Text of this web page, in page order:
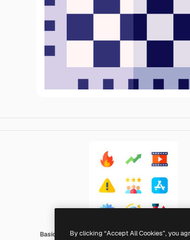
Basic Straight FlatBy clicking “Accept All Cookies”, you